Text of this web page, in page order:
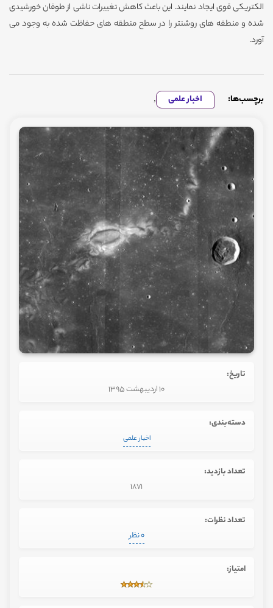
الکتریکی قوی ایجاد نمایند. این باعث کاهش تغییرات ناشی از طوفان خورشیدی
شده و منطقه های روشنتر را در سطح منطقه های حفاظت شده به وجود می
آورد.
برچسب‌ها: اخبار علمی ,
تاریخ:
10 اردیبهشت 1395
دسته‌بندی:
اخبار علمی
تعداد بازدید:
1871
تعداد نظرات:
0 نظر
امتیاز: